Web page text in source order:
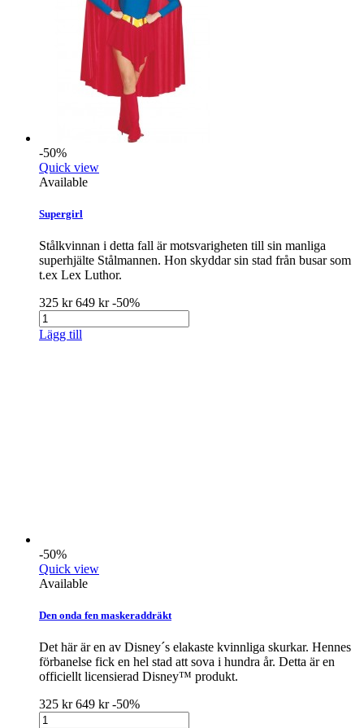
-50%
Quick view
Available
Supergirl
Stålkvinnan i detta fall är motsvarigheten till sin manliga
superhjälte Stålmannen. Hon skyddar sin stad från busar som
t.ex Lex Luthor.
325 kr649 kr-50%
Lägg till
-50%
Quick view
Available
Den onda fen maskeraddräkt
Det här är en av Disney´s elakaste kvinnliga skurkar. Hennes
förbanelse fick en hel stad att sova i hundra år. Detta är en
officiellt licensierad Disney™ produkt.
325 kr649 kr-50%